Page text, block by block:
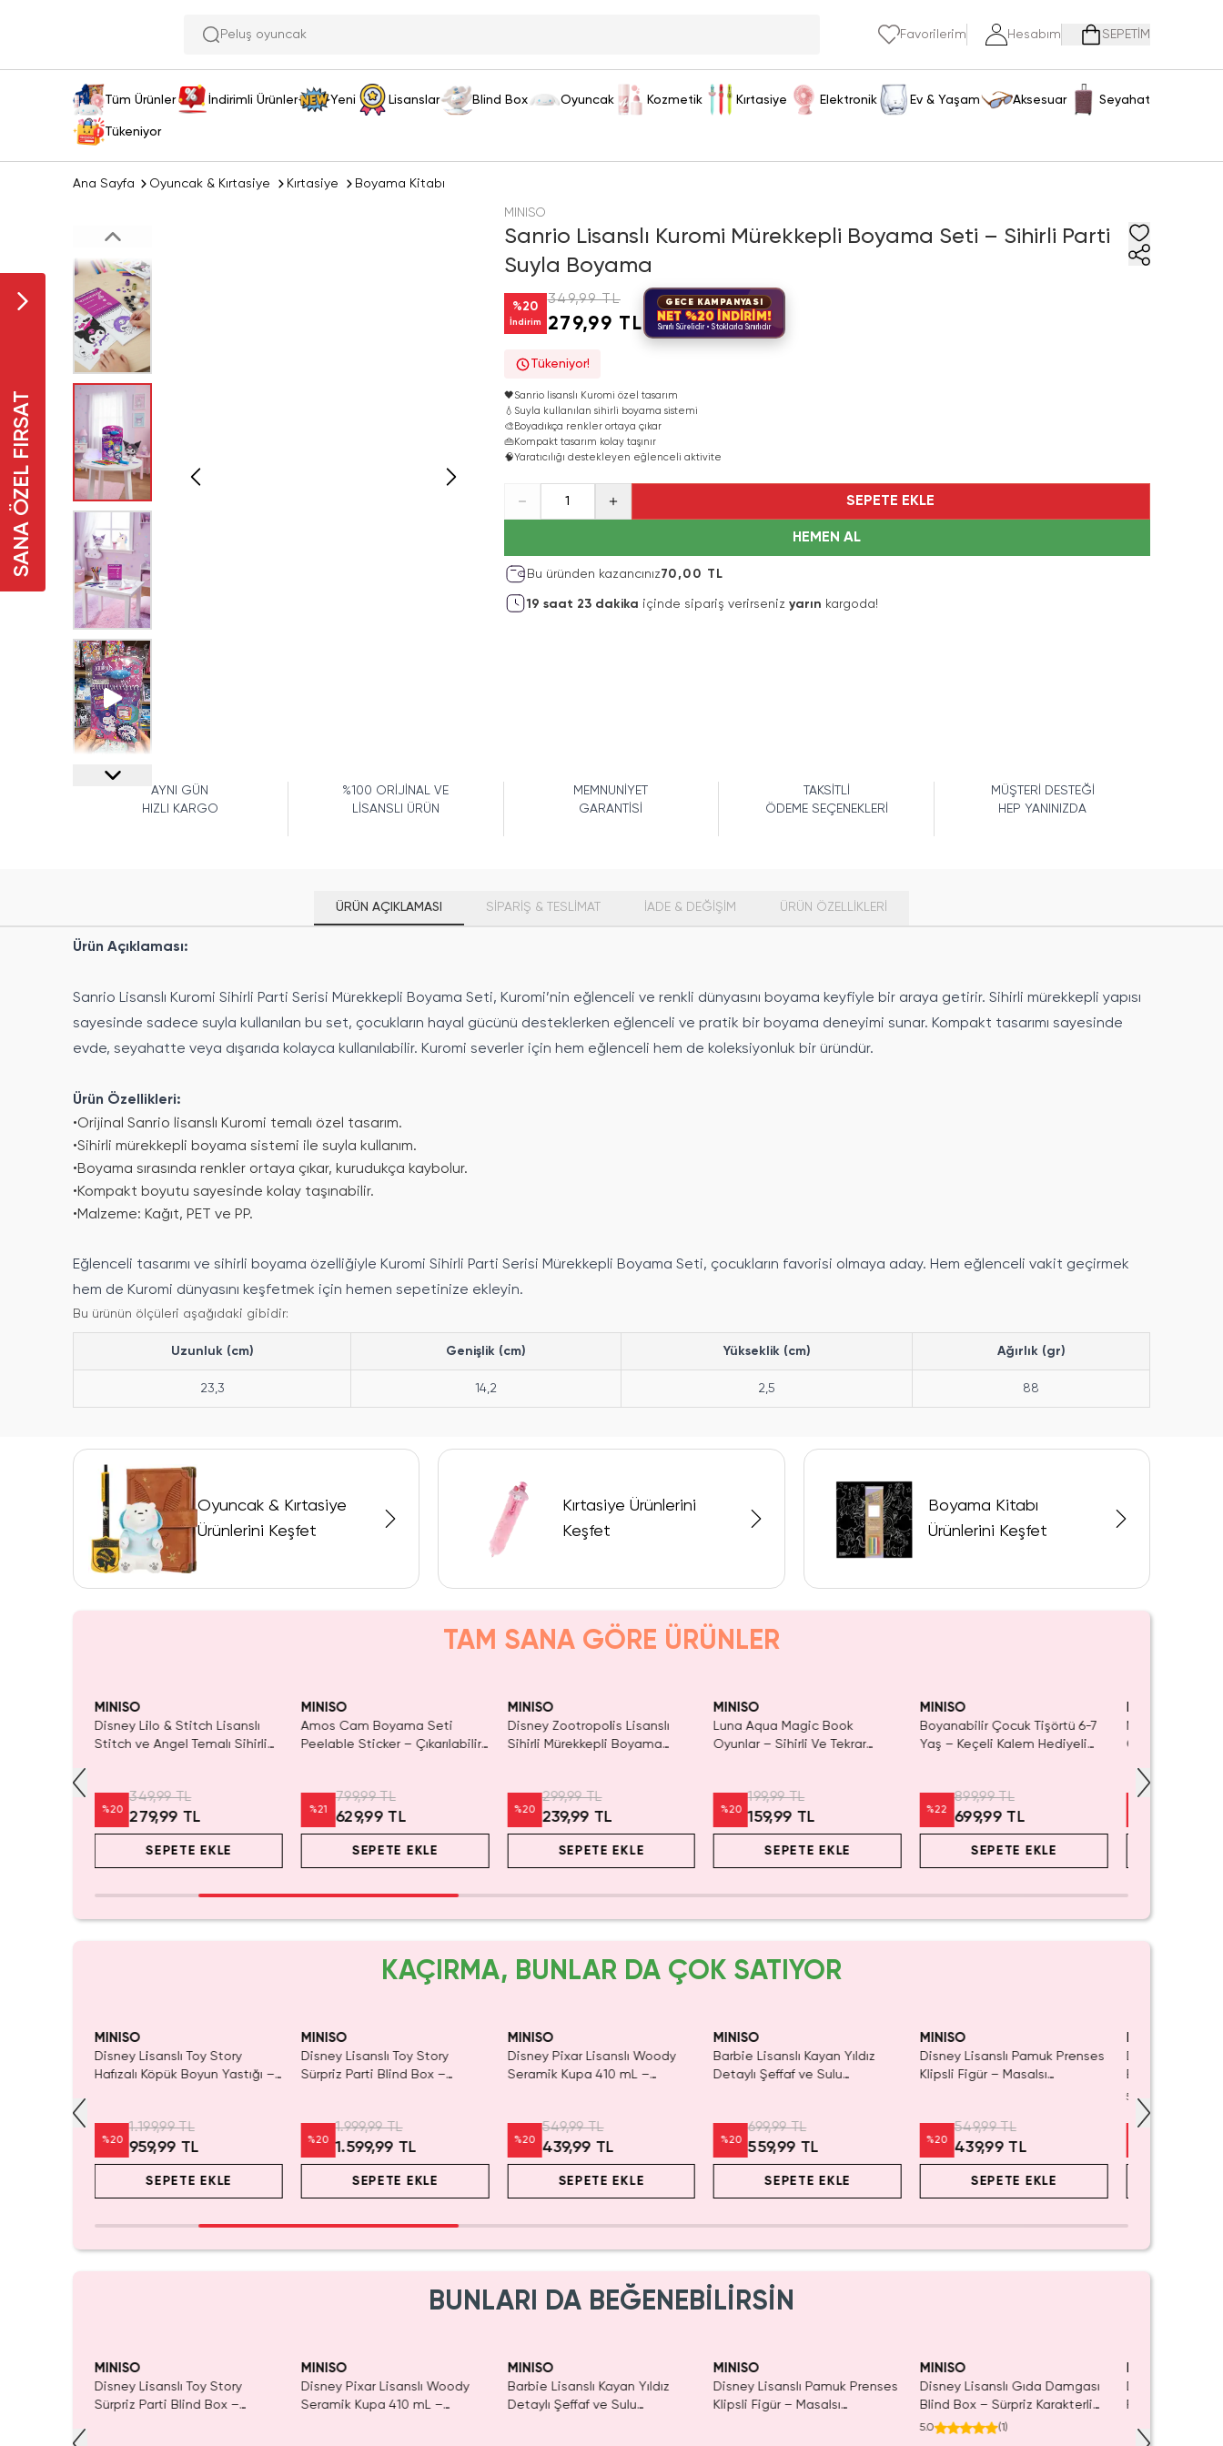
Peluş oyuncak ara Favorilerim Hesabım SEPETİM
Tüm Ürünler İndirimli Ürünler Yeni Lisanslar Blind Box Oyuncak Kozmetik Kırtasiye Elektronik Ev & Yaşam Aksesuar Seyahat
Tükeniyor
SANA ÖZEL FIRSAT
Ana Sayfa Oyuncak & Kırtasiye Kırtasiye Boyama Kitabı
MINISO
Sanrio Lisanslı Kuromi Mürekkepli Boyama Seti – Sihirli Parti
Suyla Boyama
%20
İndirim
349,99 TL
279,99 TL
GECE KAMPANYASI
NET %20 İNDİRİM!
Sınırlı Sürelidir • Stoklarla Sınırlıdır
Tükeniyor!
🖤Sanrio lisanslı Kuromi özel tasarım
💧 Suyla kullanılan sihirli boyama sistemi
🎨 Boyadıkça renkler ortaya çıkar
👜Kompakt tasarım kolay taşınır
🧠Yaratıcılığı destekleyen eğlenceli aktivite
1 SEPETE EKLE
HEMEN AL
Bu üründen kazancınız70,00 TL
19 saat 23dakika içinde sipariş verirseniz yarın kargoda!
AYNI GÜN
HIZLI KARGO
%100 ORİJİNAL VE
LİSANSLI ÜRÜN
MEMNUNİYET
GARANTİSİ
TAKSİTLİ
ÖDEME SEÇENEKLERİ
MÜŞTERİ DESTEĞİ
HEP YANINIZDA
ÜRÜN AÇIKLAMASI SİPARİŞ & TESLİMAT İADE & DEĞİŞİM ÜRÜN ÖZELLIKLERI
Ürün Açıklaması:
Sanrio Lisanslı Kuromi Sihirli Parti Serisi Mürekkepli Boyama Seti, Kuromi’nin eğlenceli ve renkli dünyasını boyama keyfiyle bir araya getirir. Sihirli mürekkepli yapısı
sayesinde sadece suyla kullanılan bu set, çocukların hayal gücünü desteklerken eğlenceli ve pratik bir boyama deneyimi sunar. Kompakt tasarımı sayesinde
evde, seyahatte veya dışarıda kolayca kullanılabilir. Kuromi severler için hem eğlenceli hem de koleksiyonluk bir üründür.
Ürün Özellikleri:
•Orijinal Sanrio lisanslı Kuromi temalı özel tasarım.
•Sihirli mürekkepli boyama sistemi ile suyla kullanım.
•Boyama sırasında renkler ortaya çıkar, kurudukça kaybolur.
•Kompakt boyutu sayesinde kolay taşınabilir.
•Malzeme: Kağıt, PET ve PP.
Eğlenceli tasarımı ve sihirli boyama özelliğiyle Kuromi Sihirli Parti Serisi Mürekkepli Boyama Seti, çocukların favorisi olmaya aday. Hem eğlenceli vakit geçirmek
hem de Kuromi dünyasını keşfetmek için hemen sepetinize ekleyin.
Bu ürünün ölçüleri aşağıdaki gibidir:
Uzunluk (cm) Genişlik (cm) Yükseklik (cm) Ağırlık (gr)
23,3 14,2 2,5 88
Oyuncak & Kırtasiye
Ürünlerini Keşfet
Kırtasiye Ürünlerini
Keşfet
Boyama Kitabı
Ürünlerini Keşfet
TAM SANA GÖRE ÜRÜNLER
MINISO
Disney Lilo & Stitch Lisanslı
Stitch ve Angel Temalı Sihirli
%20
349,99 TL
279,99 TL
SEPETE EKLE
MINISO
Amos Cam Boyama Seti
Peelable Sticker – Çıkarılabilir
%21
799,99 TL
629,99 TL
SEPETE EKLE
MINISO
Disney Zootropolis Lisanslı
Sihirli Mürekkepli Boyama
%20
299,99 TL
239,99 TL
SEPETE EKLE
MINISO
Luna Aqua Magic Book
Oyunlar – Sihirli Ve Tekrar
%20
199,99 TL
159,99 TL
SEPETE EKLE
MINISO
Boyanabilir Çocuk Tişörtü 6-7
Yaş – Keçeli Kalem Hediyeli
%22
899,99 TL
699,99 TL
SEPETE EKLE
Miniso Lisanslı
Çerçeveli
KAÇIRMA, BUNLAR DA ÇOK SATIYOR
MINISO
Disney Lisanslı Toy Story
Hafızalı Köpük Boyun Yastığı –
%20
1.199,99 TL
959,99 TL
SEPETE EKLE
MINISO
Disney Lisanslı Toy Story
Sürpriz Parti Blind Box –
%20
1.999,99 TL
1.599,99 TL
SEPETE EKLE
MINISO
Disney Pixar Lisanslı Woody
Seramik Kupa 410 mL –
%20
549,99 TL
439,99 TL
SEPETE EKLE
MINISO
Barbie Lisanslı Kayan Yıldız
Detaylı Şeffaf ve Sulu
%20
699,99 TL
559,99 TL
SEPETE EKLE
MINISO
Disney Lisanslı Pamuk Prenses
Klipsli Figür – Masalsı
%20
549,99 TL
439,99 TL
SEPETE EKLE
Disney Lisanslı
Blind Box –
Eğlenceli
5.0
BUNLARI DA BEĞENEBİLİRSİN
MINISO
Disney Lisanslı Toy Story
Sürpriz Parti Blind Box –
MINISO
Disney Pixar Lisanslı Woody
Seramik Kupa 410 mL –
MINISO
Barbie Lisanslı Kayan Yıldız
Detaylı Şeffaf ve Sulu
MINISO
Disney Lisanslı Pamuk Prenses
Klipsli Figür – Masalsı
MINISO
Disney Lisanslı Gıda Damgası
Blind Box – Sürpriz Karakterli
Eğlenceli Sunum
5.0 (1)
Disney Lisanslı
Figür Blind Box